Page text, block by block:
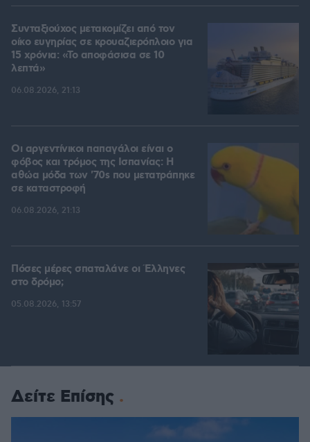
Συνταξιούχος μετακομίζει από τον
οίκο ευγηρίας σε κρουαζιερόπλοιο για
15 χρόνια: «Το αποφάσισα σε 10
λεπτά»
06.08.2026, 21:13
Οι αργεντίνικοι παπαγάλοι είναι ο
φόβος και τρόμος της Ισπανίας: Η
αθώα μόδα των '70s που μετατράπηκε
σε καταστροφή
06.08.2026, 21:13
Πόσες μέρες σπαταλάνε οι Έλληνες
στο δρόμο;
05.08.2026, 13:57
Δείτε Επίσης